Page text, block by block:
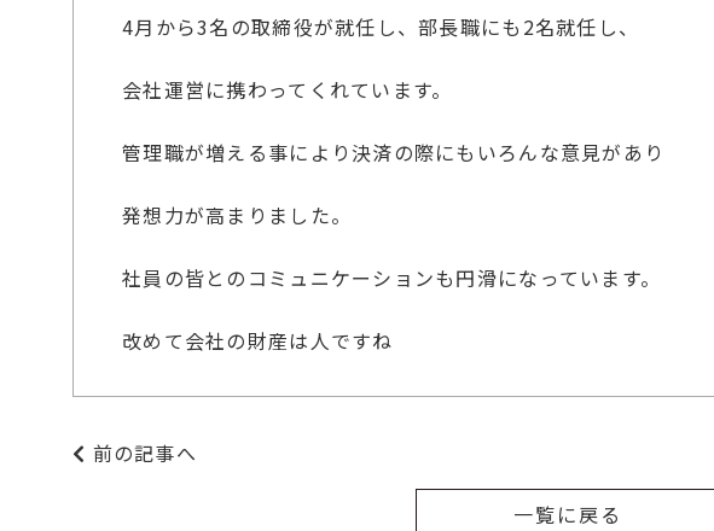
4月から3名の取締役が就任し、部長職にも2名就任し、
会社運営に携わってくれています。
管理職が増える事により決済の際にもいろんな意見があり
発想力が高まりました。
社員の皆とのコミュニケーションも円滑になっています。
改めて会社の財産は人ですね
前の記事へ
一覧に戻る